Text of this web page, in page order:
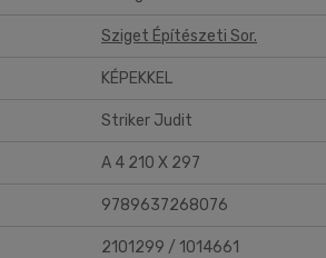
Sziget Építészeti Sor.
KÉPEKKEL
Striker Judit
A 4 210 X 297
9789637268076
2101299 / 1014661